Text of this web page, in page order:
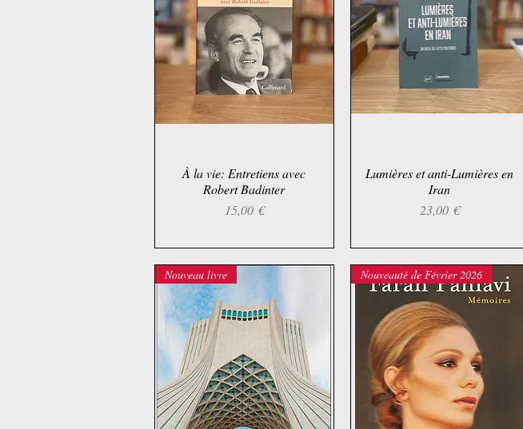
Aperçu rapide
À la vie: Entretiens avec
Robert Badinter
Prix
15,00 €
Aperçu rapide
Lumières et anti-Lumières en
Iran
Prix
23,00 €
Nouveau livre Nouveauté de Février 2026